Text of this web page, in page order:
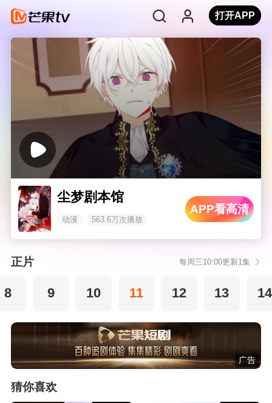
打开APP
尘梦剧本馆
动漫 563.6万次播放
APP看高清
正片 每周三10:00更新1集
8 9 10 11 12 13 14
广告
猜你喜欢